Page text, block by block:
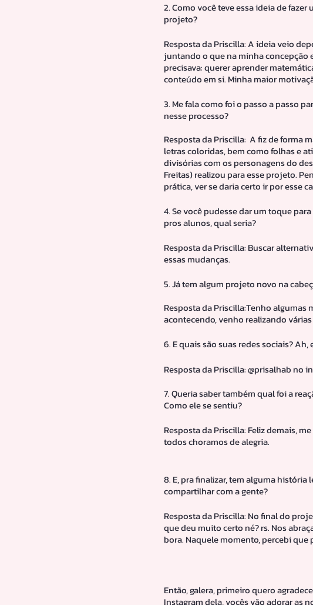
2. Como você teve essa ideia de
projeto?
Resposta da Priscilla: A ideia veio
juntando o que na minha concepção
precisava: querer aprender
conteúdo em si. Minha maior
3. Me fala como foi o passo a passo
nesse processo?
Resposta da Priscilla:  A fiz de forma
letras coloridas, bem como folhas e
divisórias com os personagens do
Freitas) realizou para esse projeto.
prática, ver se daria certo ir por esse
4. Se você pudesse dar um toque
pros alunos, qual seria?
Resposta da Priscilla: Buscar
essas mudanças.
5. Já tem algum projeto novo na
Resposta da Priscilla:Tenho algumas
acontecendo, venho realizando
6. E quais são suas redes sociais?
Resposta da Priscilla: @prisalhab no
7. Queria saber também qual foi a
Como ele se sentiu?
Resposta da Priscilla: Feliz demais,
todos choramos de alegria.
8. E, pra finalizar, tem alguma
compartilhar com a gente?
Resposta da Priscilla: No final do
que deu muito certo né? rs. Nos
bora. Naquele momento, percebi
Então, galera, primeiro quero
Instagram dela, vocês vão adorar as